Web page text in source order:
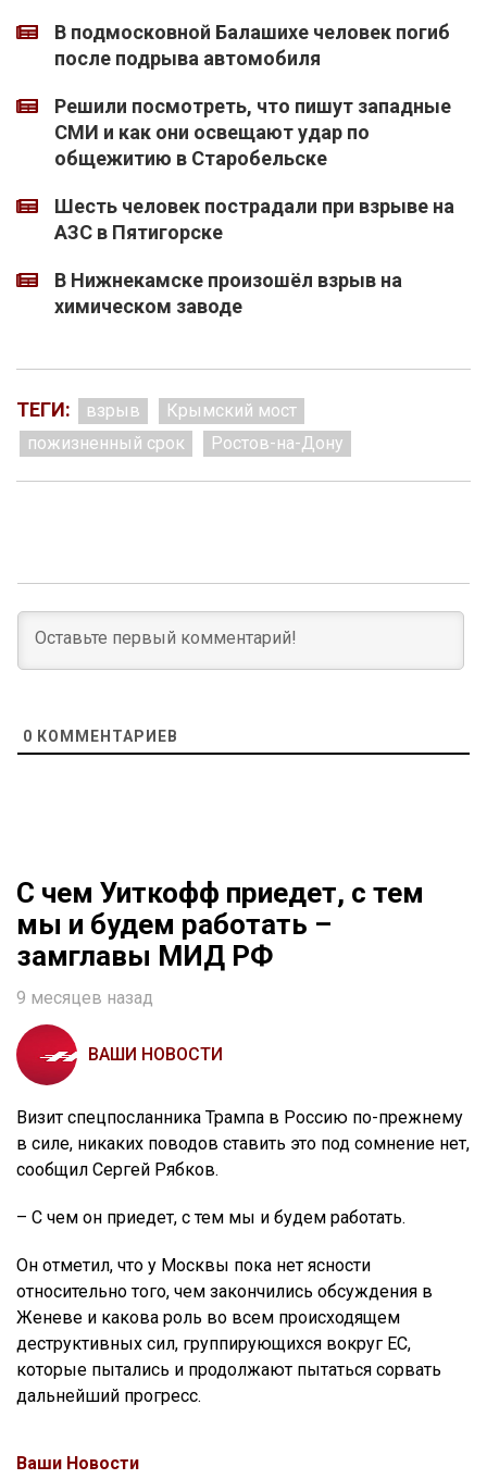
В подмосковной Балашихе человек погиб
после подрыва автомобиля
Решили посмотреть, что пишут западные
СМИ и как они освещают удар по
общежитию в Старобельске
Шесть человек пострадали при взрыве на
АЗС в Пятигорске
В Нижнекамске произошёл взрыв на
химическом заводе
ТЕГИ: взрыв
Крымский мост
пожизненный срок
Ростов-на-Дону
0 КОММЕНТАРИЕВ
С чем Уиткофф приедет, с тем
мы и будем работать –
замглавы МИД РФ
9 месяцев назад
ВАШИ НОВОСТИ
Визит спецпосланника Трампа в Россию по-прежнему
в силе, никаких поводов ставить это под сомнение нет,
сообщил Сергей Рябков.
– С чем он приедет, с тем мы и будем работать.
Он отметил, что у Москвы пока нет ясности
относительно того, чем закончились обсуждения в
Женеве и какова роль во всем происходящем
деструктивных сил, группирующихся вокруг ЕС,
которые пытались и продолжают пытаться сорвать
дальнейший прогресс.
Ваши Новости